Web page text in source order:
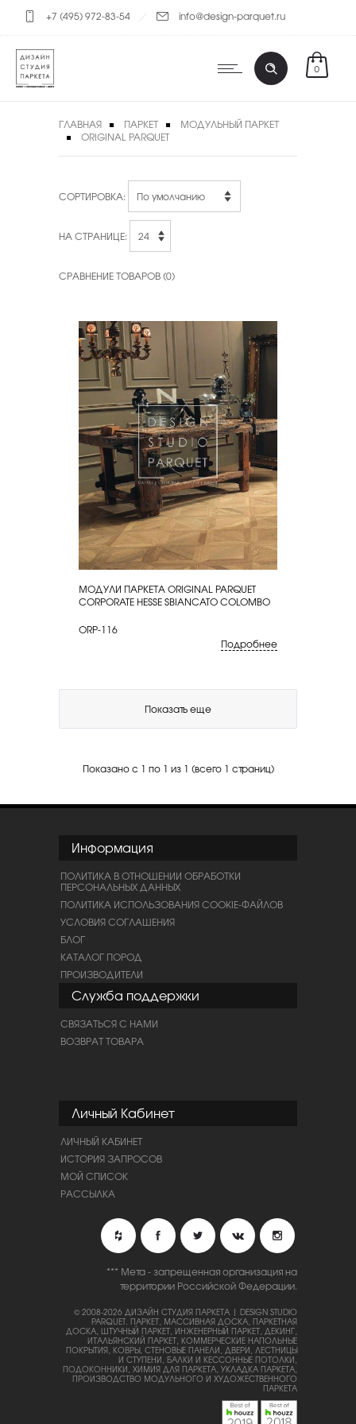
+7 (495) 972-83-54 info@design-parquet.ru
0
ГЛАВНАЯ ПАРКЕТ
МОДУЛЬНЫЙ ПАРКЕТ
ORIGINAL PARQUET
СОРТИРОВКА:
НА СТРАНИЦЕ:
СРАВНЕНИЕ ТОВАРОВ (0)
КУПИТЬ
МОДУЛИ ПАРКЕТА ORIGINAL PARQUET
CORPORATE HESSE SBIANCATO COLOMBO
ORP-116
Подробнее
Показать еще
Показано с 1 по 1 из 1 (всего 1 страниц)
Информация
ПОЛИТИКА В ОТНОШЕНИИ ОБРАБОТКИ
ПЕРСОНАЛЬНЫХ ДАННЫХ
ПОЛИТИКА ИСПОЛЬЗОВАНИЯ COOKIE-ФАЙЛОВ
УСЛОВИЯ СОГЛАШЕНИЯ
БЛОГ
КАТАЛОГ ПОРОД
ПРОИЗВОДИТЕЛИ
Служба поддержки
СВЯЗАТЬСЯ С НАМИ
ВОЗВРАТ ТОВАРА
Личный Кабинет
ЛИЧНЫЙ КАБИНЕТ
ИСТОРИЯ ЗАПРОСОВ
МОЙ СПИСОК
РАССЫЛКА
*** Мета - запрещенная организация на
территории Российской Федерации.
© 2008-2026 ДИЗАЙН СТУДИЯ ПАРКЕТА | DESIGN STUDIO
PARQUET. ПАРКЕТ, МАССИВНАЯ ДОСКА, ПАРКЕТНАЯ
ДОСКА, ШТУЧНЫЙ ПАРКЕТ, ИНЖЕНЕРНЫЙ ПАРКЕТ, ДЕКИНГ,
ИТАЛЬЯНСКИЙ ПАРКЕТ, КОММЕРЧЕСКИЕ НАПОЛЬНЫЕ
ПОКРЫТИЯ, КОВРЫ, СТЕНОВЫЕ ПАНЕЛИ, ДВЕРИ, ЛЕСТНИЦЫ
И СТУПЕНИ, БАЛКИ И КЕССОННЫЕ ПОТОЛКИ,
ПОДОКОННИКИ, ХИМИЯ ДЛЯ ПАРКЕТА, УКЛАДКА ПАРКЕТА,
ПРОИЗВОДСТВО МОДУЛЬНОГО И ХУДОЖЕСТВЕННОГО
ПАРКЕТА